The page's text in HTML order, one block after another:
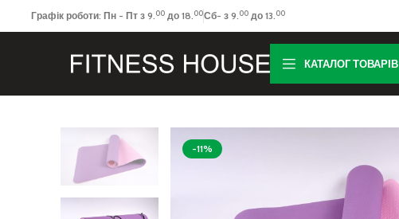
Графік роботи: Пн - Пт з 9.00до 18.00Сб- з 9.00до 13.00
КАТАЛОГ ТОВАРІВ
-11%